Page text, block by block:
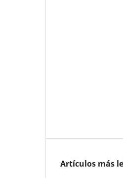
Artículos más